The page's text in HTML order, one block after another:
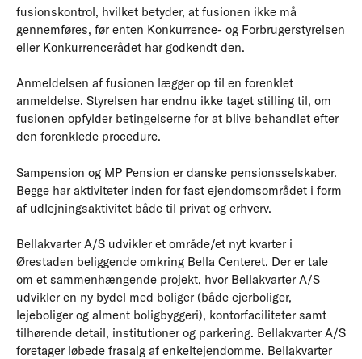
fusionskontrol, hvilket betyder, at fusionen ikke må
gennemføres, før enten Konkurrence- og Forbrugerstyrelsen
eller Konkurrencerådet har godkendt den.
Anmeldelsen af fusionen lægger op til en forenklet
anmeldelse. Styrelsen har endnu ikke taget stilling til, om
fusionen opfylder betingelserne for at blive behandlet efter
den forenklede procedure.
Sampension og MP Pension er danske pensionsselskaber.
Begge har aktiviteter inden for fast ejendomsområdet i form
af udlejningsaktivitet både til privat og erhverv.
Bellakvarter A/S udvikler et område/et nyt kvarter i
Ørestaden beliggende omkring Bella Centeret. Der er tale
om et sammenhængende projekt, hvor Bellakvarter A/S
udvikler en ny bydel med boliger (både ejerboliger,
lejeboliger og alment boligbyggeri), kontorfaciliteter samt
tilhørende detail, institutioner og parkering. Bellakvarter A/S
foretager løbede frasalg af enkeltejendomme. Bellakvarter